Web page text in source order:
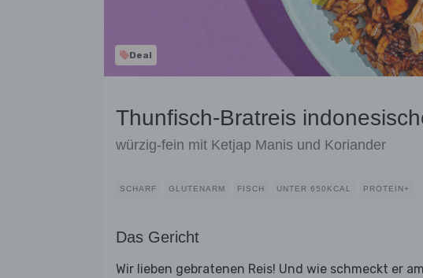
Deal
Thunfisch-Bratreis
würzig-fein mit Ketjap Manis und Koriander
SCHARF GLUTENARM FISCH UNTER 650KCAL PROTEIN+
Das Gericht
Wir lieben gebratenen Reis! Und wie schmeckt er